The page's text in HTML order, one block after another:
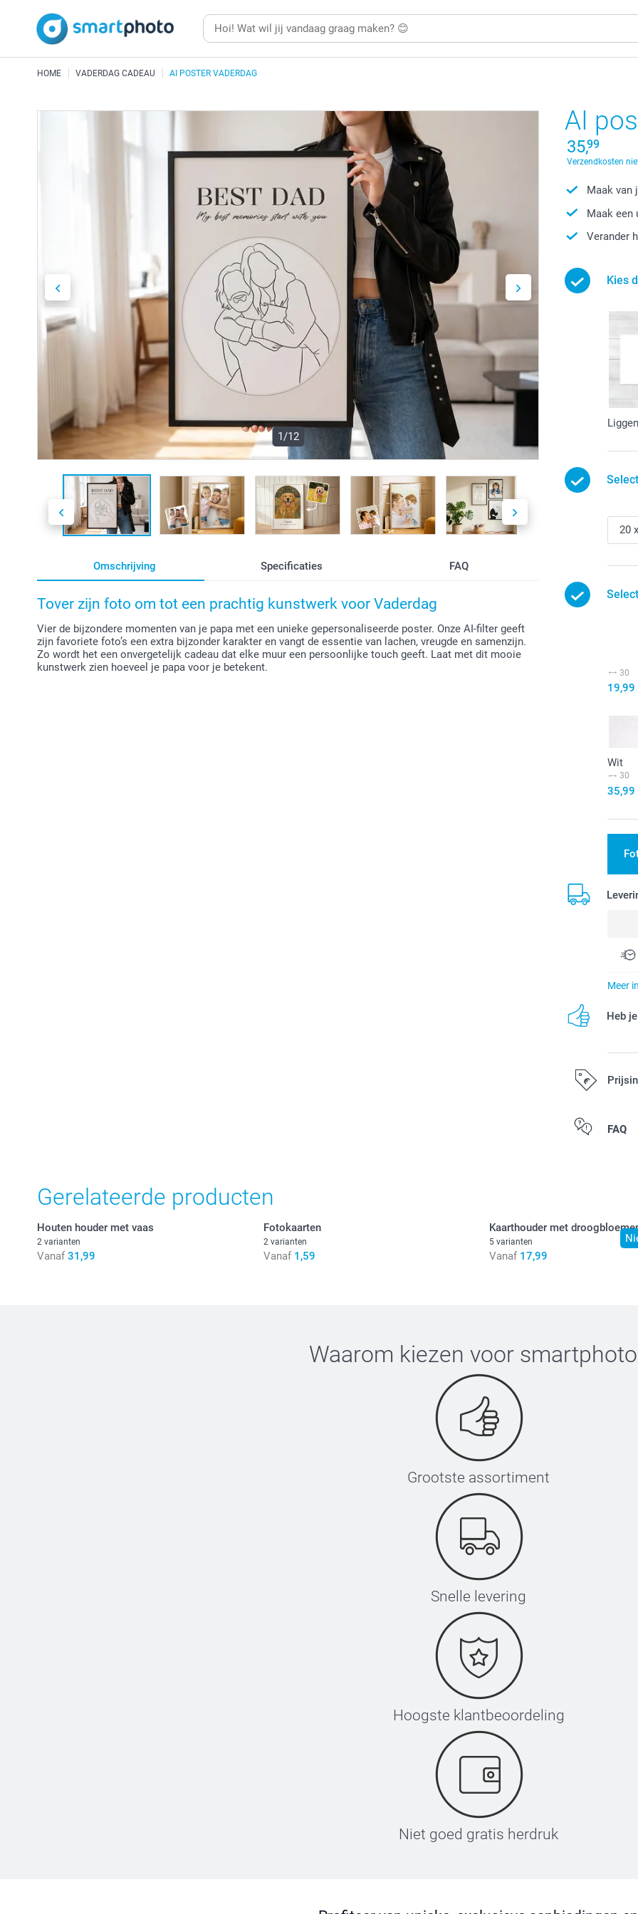
HOME VADERDAG CADEAU AI POSTER VADERDAG
1/12
Omschrijving Specificaties FAQ
Tover zijn foto om tot een prachtig kunstwerk voor Vaderdag
Vier de bijzondere momenten van je papa met een unieke gepersonaliseerde poster. Onze AI-filter geeft
zijn favoriete foto’s een extra bijzonder karakter en vangt de essentie van lachen, vreugde en samenzijn.
Zo wordt het een onvergetelijk cadeau dat elke muur een persoonlijke touch geeft. Laat met dit mooie
kunstwerk zien hoeveel je papa voor je betekent.
AI
35,99
Verzendkosten
Maak van
Maak een
Verander
Kies
30
19,99
Wit
30
35,99
Meer
Heb
Alle prijzen
FAQ
Gerelateerde producten
Houten houder met vaas
2 varianten
Vanaf 31,99
Fotokaarten
2 varianten
Vanaf 1,59
Kaarthouder met
5 varianten
Vanaf 17,99
Waarom kiezen voor smartphoto
Grootste assortiment
Snelle levering
Hoogste klantbeoordeling
Niet goed gratis herdruk